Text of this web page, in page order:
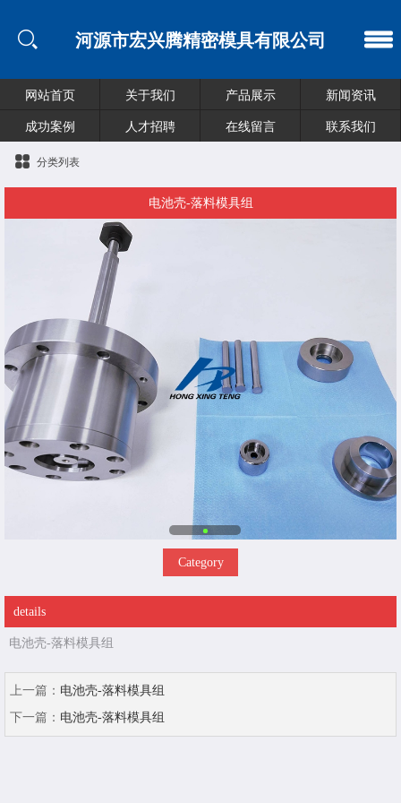
河源市宏兴腾精密模具有限公司
网站首页 关于我们 产品展示
新闻资讯
成功案例
人才招聘 在线留言 联系我们
分类列表
电池壳-落料模具组
Category
details
电池壳-落料模具组
上一篇： 电池壳-落料模具组
下一篇： 电池壳-落料模具组